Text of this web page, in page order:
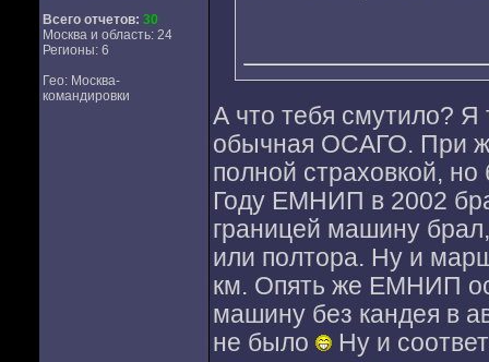
Всего отчетов: 30
Москва и область: 24
Регионы: 6
Гео: Москва-
командировки
А что тебя смутило? Я
обычная ОСАГО. При
полной страховкой,
Году ЕМНИП в 2002
границей машину
или полтора. Ну и
км. Опять же ЕМНИП
машину без кандея в
не было
Ну и